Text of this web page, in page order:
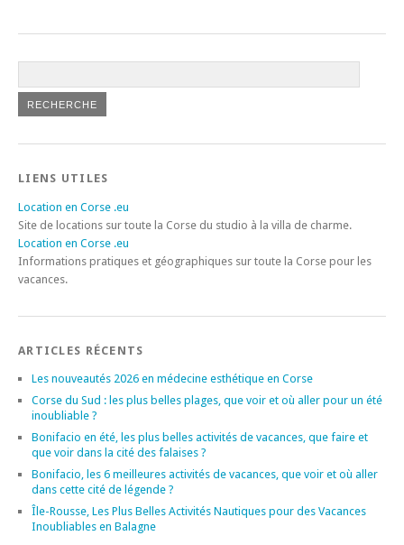
LIENS UTILES
Location en Corse .eu
Site de locations sur toute la Corse du studio à la villa de charme.
Location en Corse .eu
Informations pratiques et géographiques sur toute la Corse pour les
vacances.
ARTICLES RÉCENTS
Les nouveautés 2026 en médecine esthétique en Corse
Corse du Sud : les plus belles plages, que voir et où aller pour un été
inoubliable ?
Bonifacio en été, les plus belles activités de vacances, que faire et
que voir dans la cité des falaises ?
Bonifacio, les 6 meilleures activités de vacances, que voir et où aller
dans cette cité de légende ?
Île-Rousse, Les Plus Belles Activités Nautiques pour des Vacances
Inoubliables en Balagne